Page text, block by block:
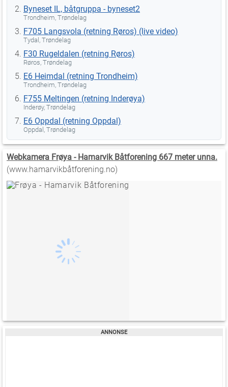
Byneset IL, båtgruppa - byneset2
Trondheim, Trøndelag
F705 Langsvola (retning Røros) (live video)
Tydal, Trøndelag
F30 Rugeldalen (retning Røros)
Røros, Trøndelag
E6 Heimdal (retning Trondheim)
Trondheim, Trøndelag
F755 Meltingen (retning Inderøya)
Inderøy, Trøndelag
E6 Oppdal (retning Oppdal)
Oppdal, Trøndelag
Webkamera Frøya - Hamarvik Båtforening 667 meter unna.
(www.hamarvikbåtforening.no)